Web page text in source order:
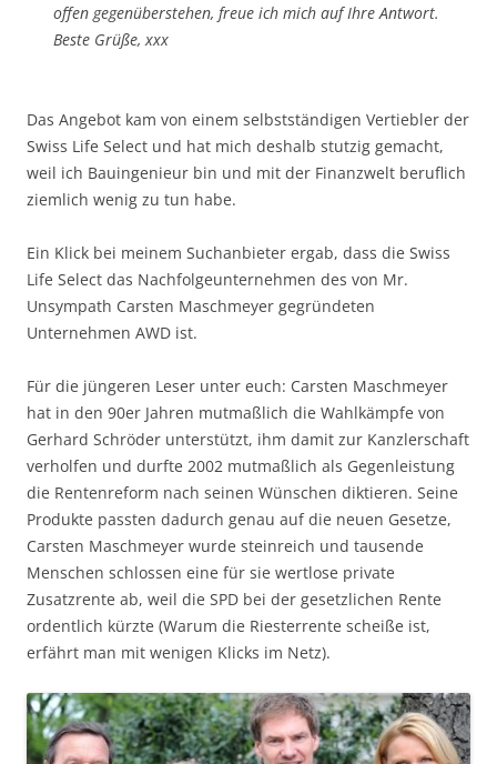
offen gegenüberstehen, freue ich mich auf Ihre Antwort.
Beste Grüße, xxx
Das Angebot kam von einem selbstständigen Vertiebler der
Swiss Life Select und hat mich deshalb stutzig gemacht,
weil ich Bauingenieur bin und mit der Finanzwelt beruflich
ziemlich wenig zu tun habe.
Ein Klick bei meinem Suchanbieter ergab, dass die Swiss
Life Select das Nachfolgeunternehmen des von Mr.
Unsympath Carsten Maschmeyer gegründeten
Unternehmen AWD ist.
Für die jüngeren Leser unter euch: Carsten Maschmeyer
hat in den 90er Jahren mutmaßlich die Wahlkämpfe von
Gerhard Schröder unterstützt, ihm damit zur Kanzlerschaft
verholfen und durfte 2002 mutmaßlich als Gegenleistung
die Rentenreform nach seinen Wünschen diktieren. Seine
Produkte passten dadurch genau auf die neuen Gesetze,
Carsten Maschmeyer wurde steinreich und tausende
Menschen schlossen eine für sie wertlose private
Zusatzrente ab, weil die SPD bei der gesetzlichen Rente
ordentlich kürzte (Warum die Riesterrente scheiße ist,
erfährt man mit wenigen Klicks im Netz).